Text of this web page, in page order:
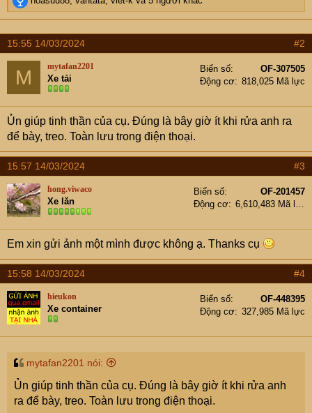
e
c
t
i
n
15:55 14/03/2024 #2
M mytafan2201
Xe tải
Biển số
OF-307505
Động cơ
818,025 Mã lực
Ủn giúp tinh thần của cụ. Đúng là bây giờ ít khi rửa anh ra
để bày, treo. Toàn lưu trong điện thoại.
15:57 14/03/2024 #3
hong.viwaco
Xe lăn
Biển số
OF-201457
Động cơ
6,610,483 Mã lực
Em xin gửi ảnh một mình được không ạ. Thanks cụ
15:58 14/03/2024 #4
hieukon
Xe container
Biển số
OF-448395
Động cơ
327,985 Mã lực
mytafan2201 nói:
Ủn giúp tinh thần của cụ. Đúng là bây giờ ít khi rửa anh
ra để bày, treo. Toàn lưu trong điện thoại.